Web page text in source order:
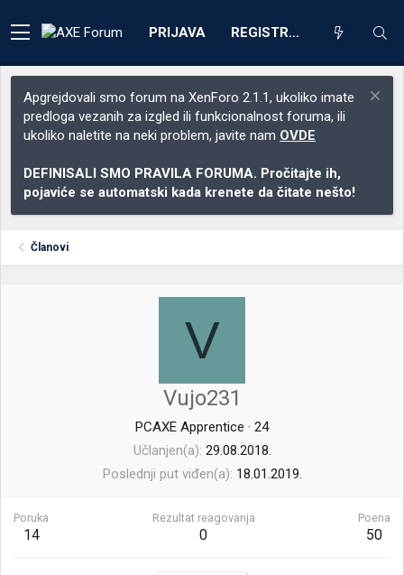
PRIJAVA REGISTRACIJA
Apgrejdovali smo forum na XenForo 2.1.1, ukoliko imate
predloga vezanih za izgled ili funkcionalnost foruma, ili
ukoliko naletite na neki problem, javite nam OVDE
DEFINISALI SMO PRAVILA FORUMA. Pročitajte ih,
pojaviće se automatski kada krenete da čitate nešto!
Članovi
V
Vujo231
PCAXE Apprentice · 24
Učlanjen(a) 29.08.2018.
Poslednji put viđen(a) 18.01.2019.
Poruka
14
Rezultat reagovanja
0
Poena
50